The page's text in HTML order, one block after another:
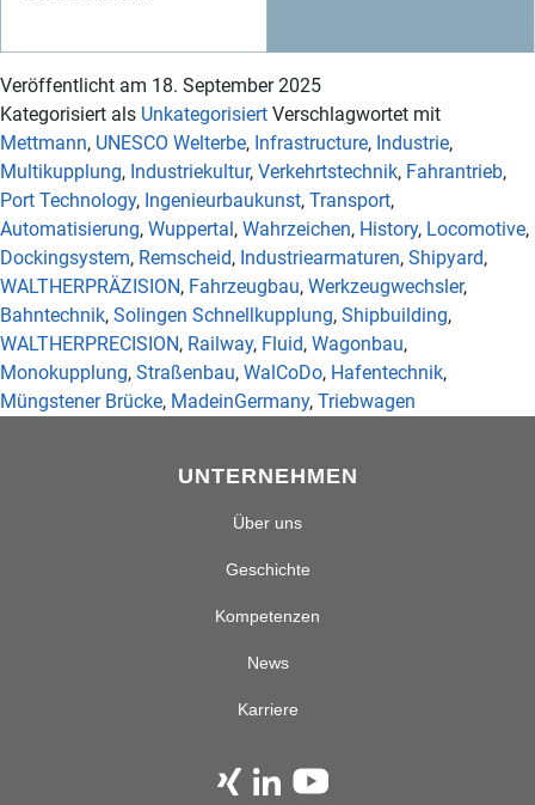
Veröffentlicht am 18. September 2025
Kategorisiert als Unkategorisiert Verschlagwortet mit
Mettmann, UNESCO Welterbe, Infrastructure, Industrie,
Multikupplung, Industriekultur, Verkehrtstechnik, Fahrantrieb,
Port Technology, Ingenieurbaukunst, Transport,
Automatisierung, Wuppertal, Wahrzeichen, History, Locomotive,
Dockingsystem, Remscheid, Industriearmaturen, Shipyard,
WALTHERPRÄZISION, Fahrzeugbau, Werkzeugwechsler,
Bahntechnik, Solingen Schnellkupplung, Shipbuilding,
WALTHERPRECISION, Railway, Fluid, Wagonbau,
Monokupplung, Straßenbau, WalCoDo, Hafentechnik,
Müngstener Brücke, MadeinGermany, Triebwagen
UNTERNEHMEN
Über uns
Geschichte
Kompetenzen
News
Karriere